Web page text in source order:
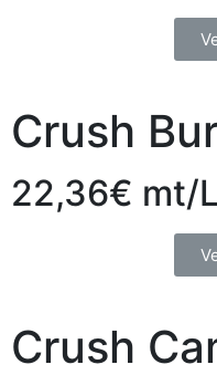
Crush
22,36€ mt/
Crush